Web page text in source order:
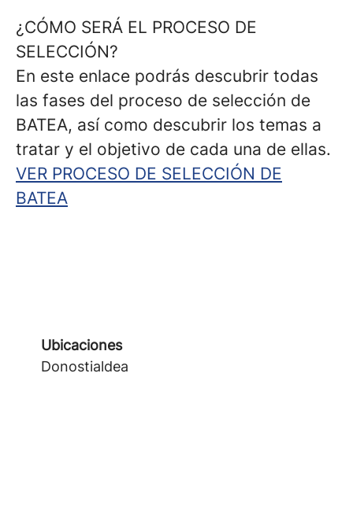
¿CÓMO SERÁ EL PROCESO DE
SELECCIÓN?
En este enlace podrás descubrir todas
las fases del proceso de selección de
BATEA, así como descubrir los temas a
tratar y el objetivo de cada una de ellas.
VER PROCESO DE SELECCIÓN DE
BATEA
Ubicaciones
Donostialdea